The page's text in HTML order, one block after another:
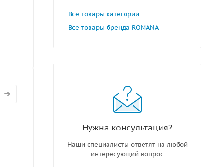
Все товары категории
Все товары бренда ROMANA
Нужна консультация?
Наши специалисты ответят на любой
интересующий вопрос